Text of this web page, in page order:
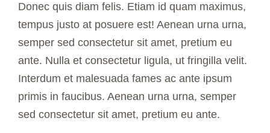
Donec quis diam felis. Etiam id quam maximus,
tempus justo at posuere est! Aenean urna urna,
semper sed consectetur sit amet, pretium eu
ante. Nulla et consectetur ligula, ut fringilla velit.
Interdum et malesuada fames ac ante ipsum
primis in faucibus. Aenean urna urna, semper
sed consectetur sit amet, pretium eu ante.